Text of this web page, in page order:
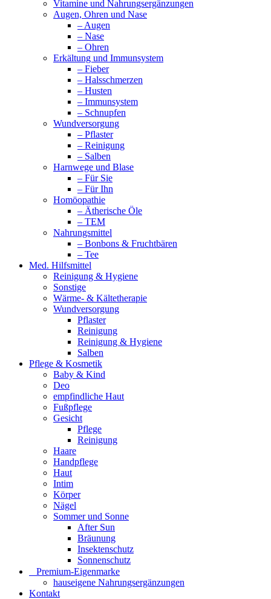
Vitamine und Nahrungsergänzungen
Augen, Ohren und Nase
– Augen
– Nase
– Ohren
Erkältung und Immunsystem
– Fieber
– Halsschmerzen
– Husten
– Immunsystem
– Schnupfen
Wundversorgung
– Pflaster
– Reinigung
– Salben
Harnwege und Blase
– Für Sie
– Für Ihn
Homöopathie
– Ätherische Öle
– TEM
Nahrungsmittel
– Bonbons & Fruchtbären
– Tee
Med. Hilfsmittel
Reinigung & Hygiene
Sonstige
Wärme- & Kältetherapie
Wundversorgung
Pflaster
Reinigung
Reinigung & Hygiene
Salben
Pflege & Kosmetik
Baby & Kind
Deo
empfindliche Haut
Fußpflege
Gesicht
Pflege
Reinigung
Haare
Handpflege
Haut
Intim
Körper
Nägel
Sommer und Sonne
After Sun
Bräunung
Insektenschutz
Sonnenschutz
⠀​Premium-Eigenmarke
hauseigene Nahrungsergänzungen
Kontakt